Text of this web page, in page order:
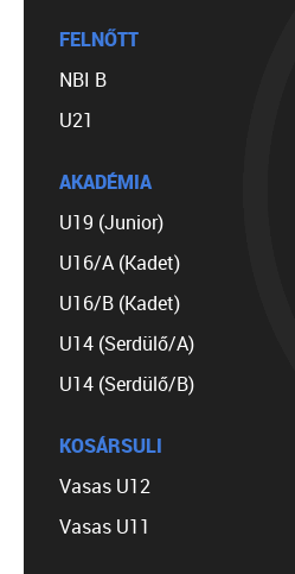
FELNŐTT
NBI B
U21
AKADÉMIA
U19 (Junior)
U16/A (Kadet)
U16/B (Kadet)
U14 (Serdülő/A)
U14 (Serdülő/B)
KOSÁRSULI
Vasas U12
Vasas U11